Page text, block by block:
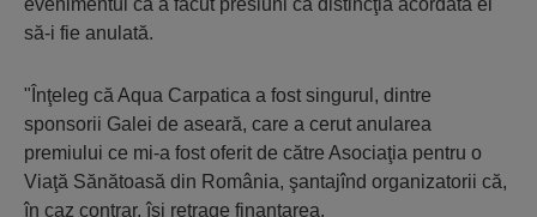
să-i fie anulată.
"Înţeleg că Aqua Carpatica a fost singurul, dintre
sponsorii Galei de aseară, care a cerut anularea
premiului ce mi-a fost oferit de către Asociaţia pentru o
Viaţă Sănătoasă din România, şantajînd organizatorii că,
în caz contrar, îşi retrage finanţarea.